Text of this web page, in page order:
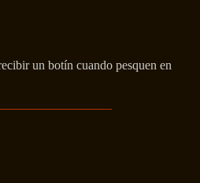
un botín cuando pesquen en